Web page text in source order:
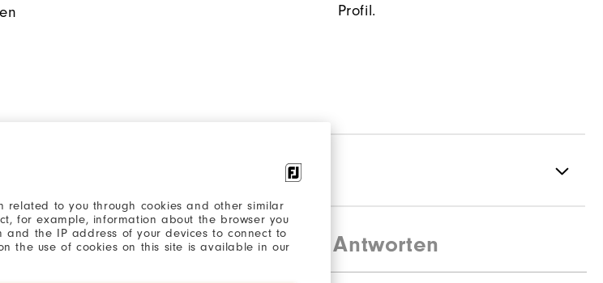
related to you through cookies and other similar
for example, information about the browser you
and the IP address of your devices to connect to
the use of cookies on this site is available in our
Profil.
Textil / Synthetisches Material
Performa Sport Leisten
Fragen und Antworten